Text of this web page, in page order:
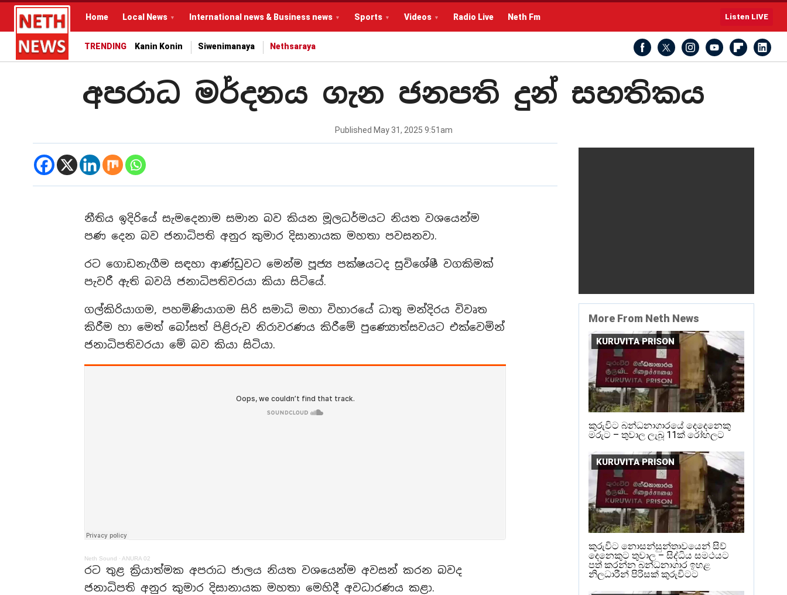
Home Local News International news & Business news Sports Videos Radio Live Neth Fm Listen LIVE
TRENDING Kanin Konin Siwenimanaya Nethsaraya
අපරාධ මර්දනය ගැන ජනපති දුන් සහතිකය
Published May 31, 2025 9:51am
නීතිය ඉදිරියේ සැමදෙනාම සමාන බව කියන මූලධර්මයට නියත වශයෙන්ම
පණ දෙන බව ජනාධිපති අනුර කුමාර දිසානායක මහතා පවසනවා.
රට ගොඩනැගීම සඳහා ආණ්ඩුවට මෙන්ම පූජ්‍ය පක්ෂයටද සුවිශේෂී වගකිමක්
පැවරී ඇති බවයි ජනාධිපතිවරයා කියා සිටියේ.
ගල්කිරියාගම, පහමිණියාගම සිරි සමාධි මහා විහාරයේ ධාතු මන්දිරය විවෘත
කිරීම හා මෙත් බෝසත් පිළිරුව නිරාවරණය කිරීමේ පුණ්‍යොත්සවයට එක්වෙමින්
ජනාධිපතිවරයා මේ බව කියා සිටියා.
Neth Sound · ANURA 02
රට තුළ ක්‍රියාත්මක අපරාධ ජාලය නියත වශයෙන්ම අවසන් කරන බවද
ජනාධිපති අනුර කුමාර දිසානායක මහතා මෙහිදී අවධාරණය කළා.
More From Neth News
KURUVITA PRISON
කුරුවිට බන්ධනාගාරයේ දෙදෙනෙකු
මරුට – තුවාල ලැබූ 11ක් රෝහලට
KURUVITA PRISON
කුරුවිට නොසන්සුන්තාවයෙන් සිව්
දෙනෙකුට තුවාල – සිද්ධිය සමථයට
පත් කරන්න බන්ධනාගාර ඉහළ
නිලධාරීන් පිරිසක් කුරුවිටට